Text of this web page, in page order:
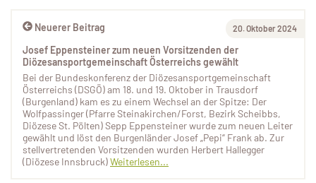
Neuerer Beitrag 20. Oktober 2024
Josef Eppensteiner zum neuen Vorsitzenden der
Diözesansportgemeinschaft Österreichs gewählt
Bei der Bundeskonferenz der Diözesansportgemeinschaft
Österreichs (DSGÖ) am 18. und 19. Oktober in Trausdorf
(Burgenland) kam es zu einem Wechsel an der Spitze: Der
Wolfpassinger (Pfarre Steinakirchen/Forst, Bezirk Scheibbs,
Diözese St. Pölten) Sepp Eppensteiner wurde zum neuen Leiter
gewählt und löst den Burgenländer Josef „Pepi“ Frank ab. Zur
stellvertretenden Vorsitzenden wurden Herbert Hallegger
(Diözese Innsbruck)Weiterlesen...